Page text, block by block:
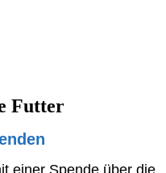
Futter
einer Spende über die